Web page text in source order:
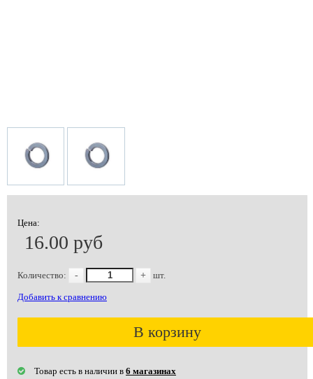
Цена:
16.00 руб
Количество: - + шт.
Добавить к сравнению
В корзину
Товар есть в наличии в 6 магазинах